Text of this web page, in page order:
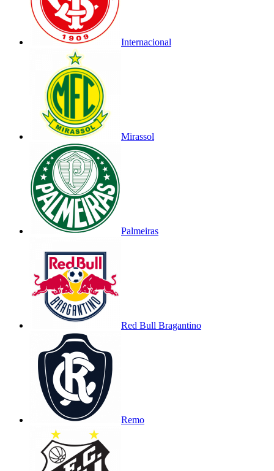
Internacional
Mirassol
Palmeiras
Red Bull Bragantino
Remo